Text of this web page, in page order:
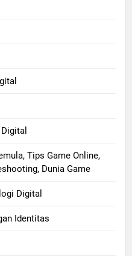
Tips Game Online,
Dunia Game
Digital
Identitas